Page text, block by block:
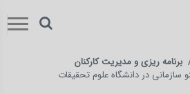
برنامه ریزی و مدیریت کارکنان
سازمانی در دانشگاه علوم تحقیقات